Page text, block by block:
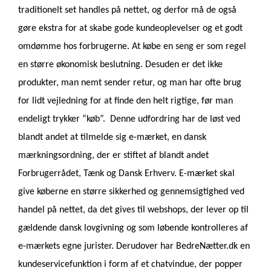
traditionelt set handles på nettet, og derfor må de også
gøre ekstra for at skabe gode kundeoplevelser og et godt
omdømme hos forbrugerne. At købe en seng er som regel
en større økonomisk beslutning. Desuden er det ikke
produkter, man nemt sender retur, og man har ofte brug
for lidt vejledning for at finde den helt rigtige, før man
endeligt trykker “køb”. Denne udfordring har de løst ved
blandt andet at tilmelde sig e-mærket, en dansk
mærkningsordning, der er stiftet af blandt andet
Forbrugerrådet, Tænk og Dansk Erhverv. E-mærket skal
give køberne en større sikkerhed og gennemsigtighed ved
handel på nettet, da det gives til webshops, der lever op til
gældende dansk lovgivning og som løbende kontrolleres af
e-mærkets egne jurister. Derudover har BedreNætter.dk en
kundeservicefunktion i form af et chatvindue, der popper